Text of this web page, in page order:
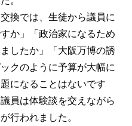
換では、生徒から議員に
か」「政治家になるため
したか」「大阪万博の誘
クのように予算が大幅に
になることはないです
員は体験談を交えながら
行われました。